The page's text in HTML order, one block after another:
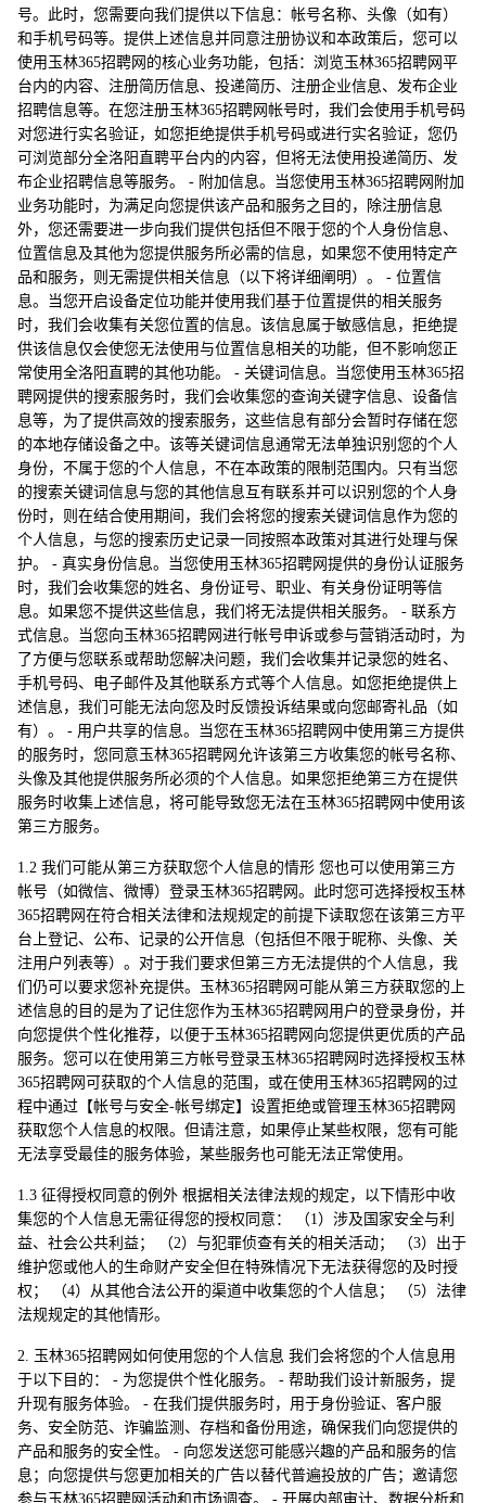
号。此时，您需要向我们提供以下信息：帐号名称、头像（如有）
和手机号码等。提供上述信息并同意注册协议和本政策后，您可以
使用玉林365招聘网的核心业务功能，包括：浏览玉林365招聘网平
台内的内容、注册简历信息、投递简历、注册企业信息、发布企业
招聘信息等。在您注册玉林365招聘网帐号时，我们会使用手机号码
对您进行实名验证，如您拒绝提供手机号码或进行实名验证，您仍
可浏览部分全洛阳直聘平台内的内容，但将无法使用投递简历、发
布企业招聘信息等服务。 - 附加信息。当您使用玉林365招聘网附加
业务功能时，为满足向您提供该产品和服务之目的，除注册信息
外，您还需要进一步向我们提供包括但不限于您的个人身份信息、
位置信息及其他为您提供服务所必需的信息，如果您不使用特定产
品和服务，则无需提供相关信息（以下将详细阐明）。 - 位置信
息。当您开启设备定位功能并使用我们基于位置提供的相关服务
时，我们会收集有关您位置的信息。该信息属于敏感信息，拒绝提
供该信息仅会使您无法使用与位置信息相关的功能，但不影响您正
常使用全洛阳直聘的其他功能。 - 关键词信息。当您使用玉林365招
聘网提供的搜索服务时，我们会收集您的查询关键字信息、设备信
息等，为了提供高效的搜索服务，这些信息有部分会暂时存储在您
的本地存储设备之中。该等关键词信息通常无法单独识别您的个人
身份，不属于您的个人信息，不在本政策的限制范围内。只有当您
的搜索关键词信息与您的其他信息互有联系并可以识别您的个人身
份时，则在结合使用期间，我们会将您的搜索关键词信息作为您的
个人信息，与您的搜索历史记录一同按照本政策对其进行处理与保
护。 - 真实身份信息。当您使用玉林365招聘网提供的身份认证服务
时，我们会收集您的姓名、身份证号、职业、有关身份证明等信
息。如果您不提供这些信息，我们将无法提供相关服务。 - 联系方
式信息。当您向玉林365招聘网进行帐号申诉或参与营销活动时，为
了方便与您联系或帮助您解决问题，我们会收集并记录您的姓名、
手机号码、电子邮件及其他联系方式等个人信息。如您拒绝提供上
述信息，我们可能无法向您及时反馈投诉结果或向您邮寄礼品（如
有）。 - 用户共享的信息。当您在玉林365招聘网中使用第三方提供
的服务时，您同意玉林365招聘网允许该第三方收集您的帐号名称、
头像及其他提供服务所必须的个人信息。如果您拒绝第三方在提供
服务时收集上述信息，将可能导致您无法在玉林365招聘网中使用该
第三方服务。
1.2 我们可能从第三方获取您个人信息的情形 您也可以使用第三方
帐号（如微信、微博）登录玉林365招聘网。此时您可选择授权玉林
365招聘网在符合相关法律和法规规定的前提下读取您在该第三方平
台上登记、公布、记录的公开信息（包括但不限于昵称、头像、关
注用户列表等）。对于我们要求但第三方无法提供的个人信息，我
们仍可以要求您补充提供。玉林365招聘网可能从第三方获取您的上
述信息的目的是为了记住您作为玉林365招聘网用户的登录身份，并
向您提供个性化推荐，以便于玉林365招聘网向您提供更优质的产品
服务。您可以在使用第三方帐号登录玉林365招聘网时选择授权玉林
365招聘网可获取的个人信息的范围，或在使用玉林365招聘网的过
程中通过【帐号与安全-帐号绑定】设置拒绝或管理玉林365招聘网
获取您个人信息的权限。但请注意，如果停止某些权限，您有可能
无法享受最佳的服务体验，某些服务也可能无法正常使用。
1.3 征得授权同意的例外 根据相关法律法规的规定，以下情形中收
集您的个人信息无需征得您的授权同意： （1）涉及国家安全与利
益、社会公共利益； （2）与犯罪侦查有关的相关活动； （3）出于
维护您或他人的生命财产安全但在特殊情况下无法获得您的及时授
权； （4）从其他合法公开的渠道中收集您的个人信息； （5）法律
法规规定的其他情形。
2. 玉林365招聘网如何使用您的个人信息 我们会将您的个人信息用
于以下目的： - 为您提供个性化服务。 - 帮助我们设计新服务，提
升现有服务体验。 - 在我们提供服务时，用于身份验证、客户服
务、安全防范、诈骗监测、存档和备份用途，确保我们向您提供的
产品和服务的安全性。 - 向您发送您可能感兴趣的产品和服务的信
息；向您提供与您更加相关的广告以替代普遍投放的广告；邀请您
参与玉林365招聘网活动和市场调查。 - 开展内部审计、数据分析和